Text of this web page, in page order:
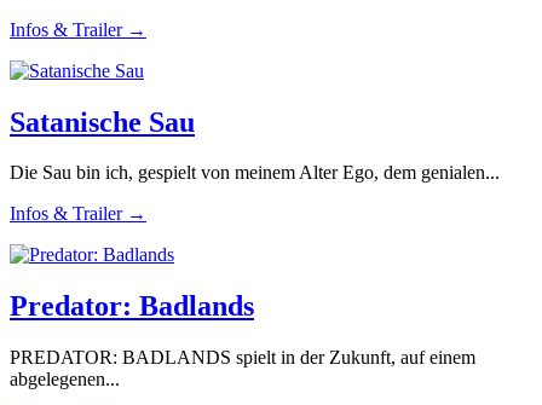
Infos & Trailer →
Satanische Sau
Die Sau bin ich, gespielt von meinem Alter Ego, dem genialen...
Infos & Trailer →
Predator: Badlands
PREDATOR: BADLANDS spielt in der Zukunft, auf einem
abgelegenen...